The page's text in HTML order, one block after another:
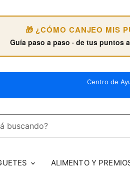
🎁 ¿CÓMO CANJEO MIS
Guía paso a paso · de tus puntos
Centro de
ALIMENTO Y